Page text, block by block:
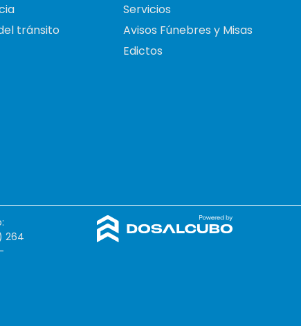
tránsito
Servicios
Avisos Fúnebres y Misas
Edictos
264